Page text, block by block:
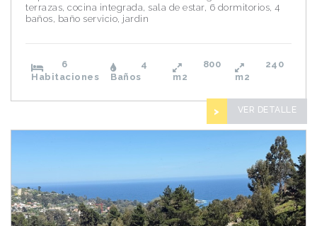
terrazas, cocina integrada, sala de estar, 6 dormitorios, 4
baños, baño servicio, jardin
6
Habitaciones
4
Baños
800
m2
240
m2
> VER DETALLE